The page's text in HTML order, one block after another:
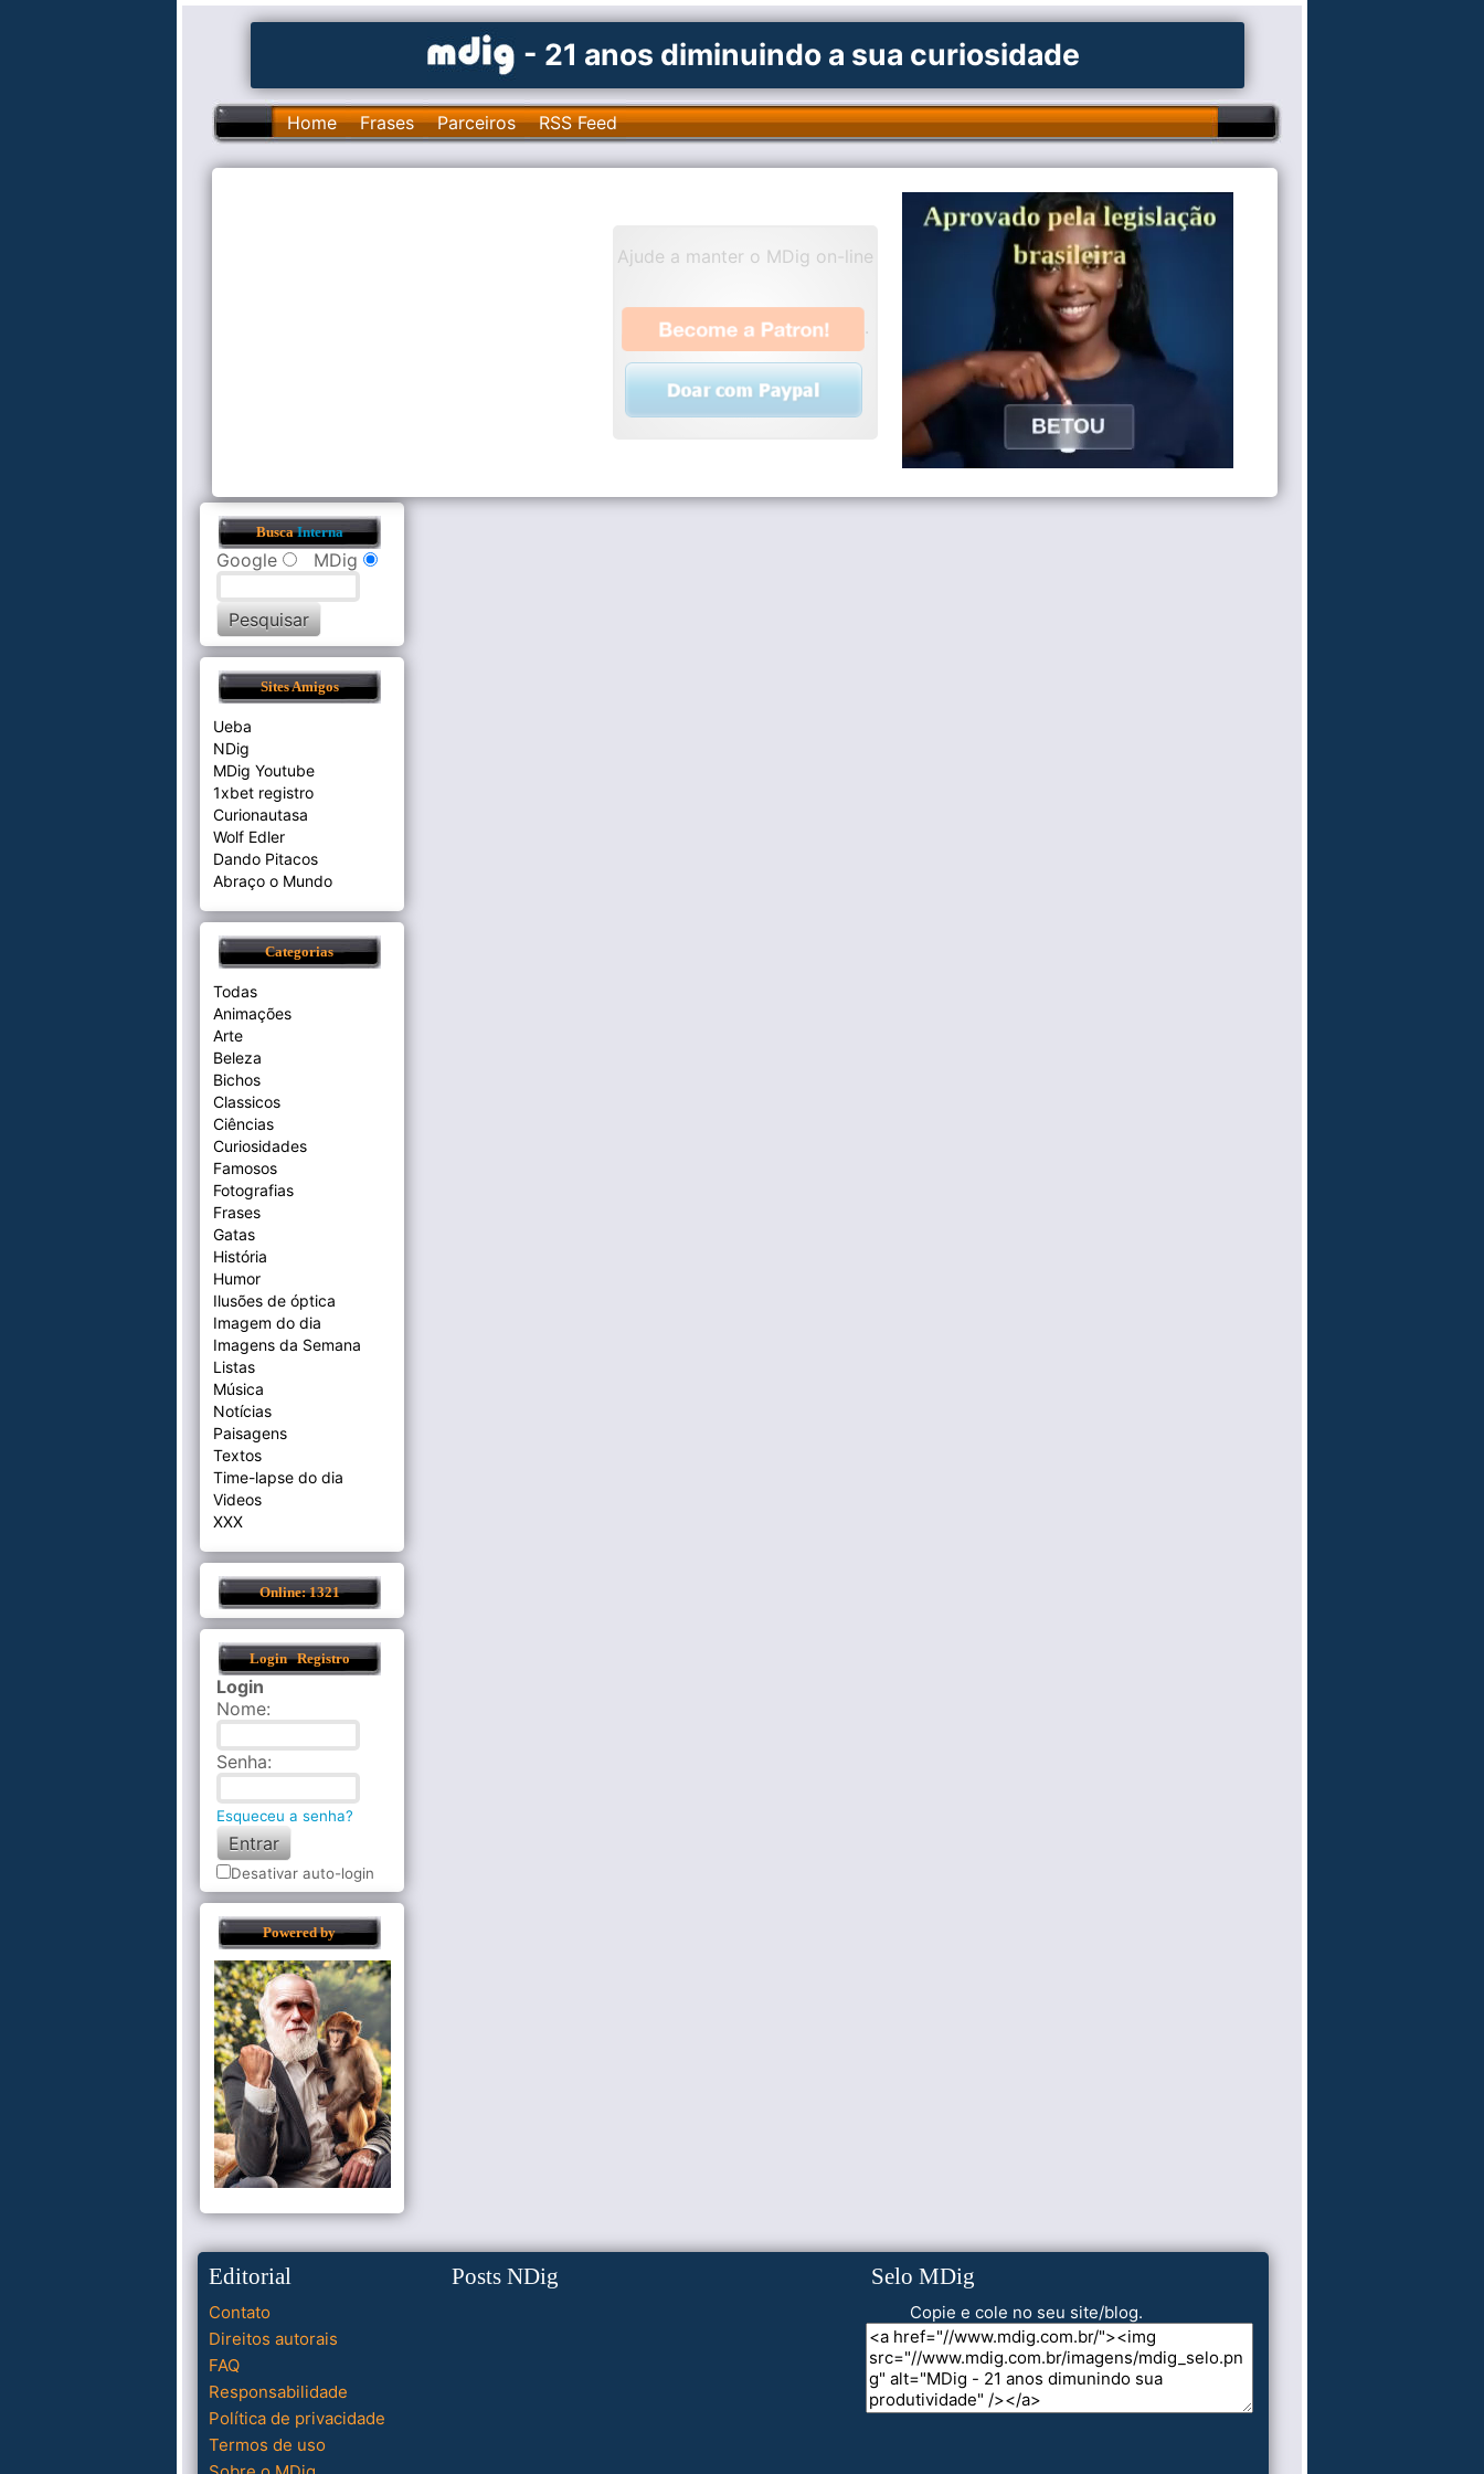
- 21 anos diminuindo a sua curiosidade
Home Frases Parceiros RSS Feed
Ajude a manter o MDig on-line
.
BuscaInterna
Google MDig
Sites Amigos
Ueba
NDig
MDig Youtube
1xbet registro
Curionautasa
Wolf Edler
Dando Pitacos
Abraço o Mundo
Categorias
Todas
Animações
Arte
Beleza
Bichos
Classicos
Ciências
Curiosidades
Famosos
Fotografias
Frases
Gatas
História
Humor
Ilusões de óptica
Imagem do dia
Imagens da Semana
Listas
Música
Notícias
Paisagens
Textos
Time-lapse do dia
Videos
XXX
Online: 1321
Login Registro
Login
Nome:
Senha:
Esqueceu a senha?
Desativar auto-login
Powered by
Editorial
Contato
Direitos autorais
FAQ
Responsabilidade
Política de privacidade
Termos de uso
Posts NDig Selo MDig
Copie e cole no seu site/blog.